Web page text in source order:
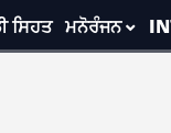
ਸਿਹਤ ਮਨੋਰੰਜਨ